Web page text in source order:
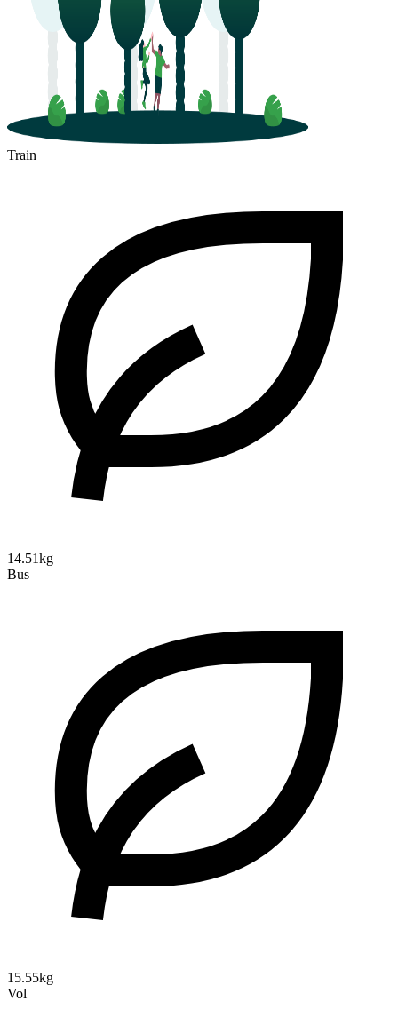
Train
14.51kg
Bus
15.55kg
Vol